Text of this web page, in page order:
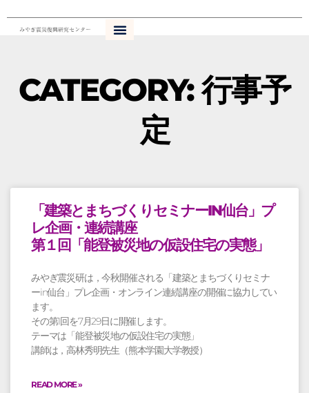
CATEGORY: 行事予
定
「建築とまちづくりセミナーIN仙台」プ
レ企画・連続講座
第１回「能登被災地の仮設住宅の実態」
みやぎ震災研は，今秋開催される「建築とまちづくりセミナ
ーin仙台」プレ企画・オンライン連続講座の開催に協力してい
ます。
その第1回を7月29日に開催します。
テーマは「能登被災地の仮設住宅の実態」
講師は，高林秀明先生（熊本学園大学教授）
READ MORE »
ー
ジ
ー
ジ
ー
ジ
ー
ジ